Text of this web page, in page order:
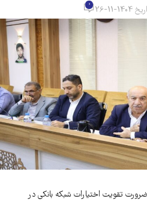
11-26
0
ضرورت تقویت اختیارات شبکه بانکی در